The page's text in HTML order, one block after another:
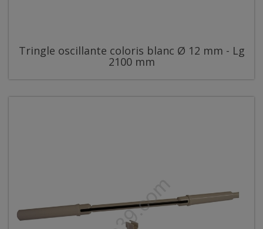
Tringle oscillante coloris blanc Ø 12 mm - Lg
2100 mm